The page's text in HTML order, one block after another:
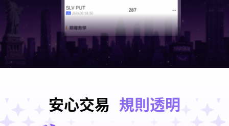
安心交易 規則透明